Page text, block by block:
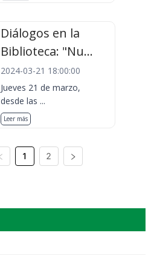
Diálogos en la
Biblioteca: "Nu...
2024-03-21 18:00:00
Jueves 21 de marzo,
desde las ...
Leer más
1 2